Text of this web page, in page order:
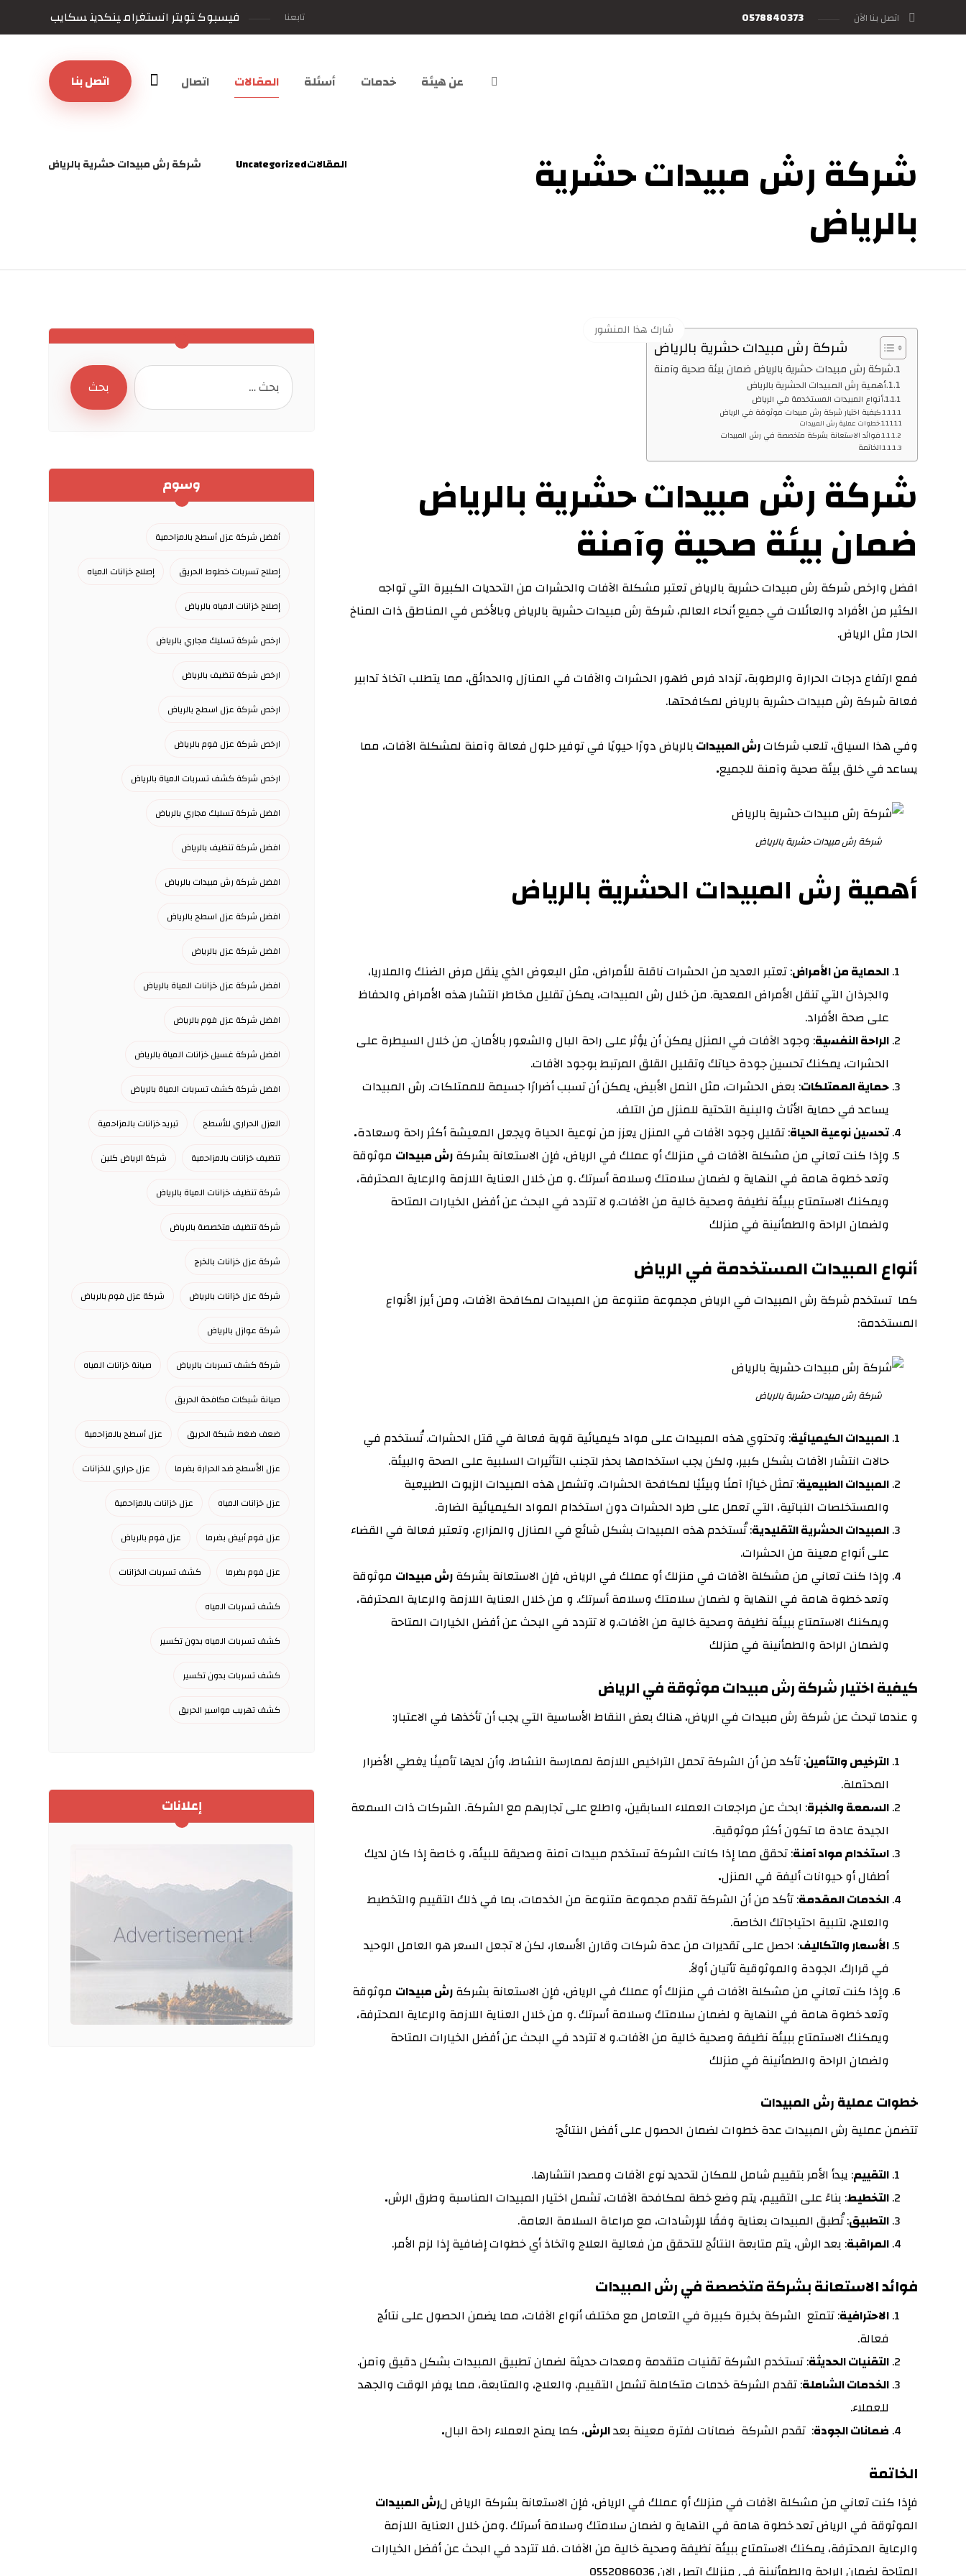
اتصل بنا الآن 0578840373 فيسبوكتويتر انستغرامينكدينسكايب تابعنا
اتصل بنا عن هيئة خدمات أسئلة المقالات اتصال
شركة رش مبيدات حشرية
بالرياض
المقالاتUncategorized شركة رش مبيدات حشرية بالرياض
شركة رش مبيدات حشرية بالرياض
شركة رش مبيدات حشرية بالرياض ضمان بيئة صحية وآمنة
أهمية رش المبيدات الحشرية بالرياض
أنواع المبيدات المستخدمة في الرياض
كيفية اختيار شركة رش مبيدات موثوقة في الرياض
خطوات عملية رش المبيدات
فوائد الاستعانة بشركة متخصصة في رش المبيدات
الخاتمة
شركة رش مبيدات حشرية بالرياض
ضمان بيئة صحية وآمنة
افضل وارخص شركة رش مبيدات حشرية بالرياض تعتبر مشكلة الآفات والحشرات من التحديات الكبيرة التي تواجه
الكثير من الأفراد والعائلات في جميع أنحاء العالم، شركة رش مبيدات حشرية بالرياض وبالأخص في المناطق ذات المناخ
الحار مثل الرياض.
فمع ارتفاع درجات الحرارة والرطوبة، تزداد فرص ظهور الحشرات والآفات في المنازل والحدائق، مما يتطلب اتخاذ تدابير
فعالة شركة رش مبيدات حشرية بالرياض لمكافحتها.
وفي هذا السياق، تلعب شركاترش المبيداتبالرياض دورًا حيويًا في توفير حلول فعالة وآمنة لمشكلة الآفات، مما
يساعد في خلق بيئة صحية وآمنة للجميع.
شركة رش مبيدات حشرية بالرياض
أهمية رش المبيدات الحشرية بالرياض
الحماية من الأمراض: تعتبر العديد من الحشرات ناقلة للأمراض، مثل البعوض الذي ينقل مرض الضنك والملاريا،
والجرذان التي تنقل الأمراض المعدية. من خلال رش المبيدات، يمكن تقليل مخاطر انتشار هذه الأمراض والحفاظ
على صحة الأفراد.
الراحة النفسية: وجود الآفات في المنزل يمكن أن يؤثر على راحة البال والشعور بالأمان. من خلال السيطرة على
الحشرات، يمكنك تحسين جودة حياتك وتقليل القلق المرتبط بوجود الآفات.
حماية الممتلكات: بعض الحشرات، مثل النمل الأبيض، يمكن أن تسبب أضرارًا جسيمة للممتلكات. رش المبيدات
يساعد في حماية الأثاث والبنية التحتية للمنزل من التلف.
تحسين نوعية الحياة: تقليل وجود الآفات في المنزل يعزز من نوعية الحياة ويجعل المعيشة أكثر راحة وسعادة.
وإذا كنت تعاني من مشكلة الآفات في منزلك أو عملك في الرياض، فإن الاستعانة بشركةرش مبيدات موثوقة
وتعد خطوة هامة في النهاية و لضمان سلامتك وسلامة أسرتك .و من خلال العناية اللازمة والرعاية المحترفة،
ويمكنك الاستمتاع ببيئة نظيفة وصحية خالية من الآفات.و لا تتردد في البحث عن أفضل الخيارات المتاحة
ولضمان الراحة والطمأنينة في منزلك
أنواع المبيدات المستخدمة في الرياض
كما تستخدم شركة رش المبيدات في الرياض مجموعة متنوعة من المبيدات لمكافحة الآفات، ومن أبرز الأنواع
المستخدمة:
شركة رش مبيدات حشرية بالرياض
المبيدات الكيميائية: وتحتوي هذه المبيدات على مواد كيميائية قوية فعالة في قتل الحشرات. تُستخدم في
حالات انتشار الآفات بشكل كبير، ولكن يجب استخدامها بحذر لتجنب التأثيرات السلبية على الصحة والبيئة.
المبيدات الطبيعية: تمثل خيارًا آمنًا وبيئيًا لمكافحة الحشرات. وتشمل هذه المبيدات الزيوت الطبيعية
والمستخلصات النباتية، التي تعمل على طرد الحشرات دون استخدام المواد الكيميائية الضارة.
المبيدات الحشرية التقليدية: تُستخدم هذه المبيدات بشكل شائع في المنازل والمزارع، وتعتبر فعالة في القضاء
على أنواع معينة من الحشرات.
وإذا كنت تعاني من مشكلة الآفات في منزلك أو عملك في الرياض، فإن الاستعانة بشركةرش مبيدات موثوقة
وتعد خطوة هامة في النهاية و لضمان سلامتك وسلامة أسرتك. و من خلال العناية اللازمة والرعاية المحترفة،
ويمكنك الاستمتاع ببيئة نظيفة وصحية خالية من الآفات.و لا تتردد في البحث عن أفضل الخيارات المتاحة
ولضمان الراحة والطمأنينة في منزلك
كيفية اختيار شركة رش مبيدات موثوقة في الرياض
و عندما تبحث عن شركة رش مبيدات في الرياض، هناك بعض النقاط الأساسية التي يجب أن تأخذها في الاعتبار:
الترخيص والتأمين: تأكد من أن الشركة تحمل التراخيص اللازمة لممارسة النشاط، وأن لديها تأمينًا يغطي الأضرار
المحتملة.
السمعة والخبرة: ابحث عن مراجعات العملاء السابقين، واطلع على تجاربهم مع الشركة. الشركات ذات السمعة
الجيدة عادة ما تكون أكثر موثوقية.
استخدام مواد آمنة: تحقق مما إذا كانت الشركة تستخدم مبيدات آمنة وصديقة للبيئة، و خاصة إذا كان لديك
أطفال أو حيوانات أليفة في المنزل.
الخدمات المقدمة: تأكد من أن الشركة تقدم مجموعة متنوعة من الخدمات، بما في ذلك التقييم والتخطيط
والعلاج، لتلبية احتياجاتك الخاصة.
الأسعار والتكاليف: احصل على تقديرات من عدة شركات وقارن الأسعار، لكن لا تجعل السعر هو العامل الوحيد
في قرارك. الجودة والموثوقية تأتيان أولاً.
وإذا كنت تعاني من مشكلة الآفات في منزلك أو عملك في الرياض، فإن الاستعانة بشركةرش مبيدات موثوقة
وتعد خطوة هامة في النهاية و لضمان سلامتك وسلامة أسرتك .و من خلال العناية اللازمة والرعاية المحترفة،
ويمكنك الاستمتاع ببيئة نظيفة وصحية خالية من الآفات.و لا تتردد في البحث عن أفضل الخيارات المتاحة
ولضمان الراحة والطمأنينة في منزلك
خطوات عملية رش المبيدات
تتضمن عملية رش المبيدات عدة خطوات لضمان الحصول على أفضل النتائج:
التقييم: يبدأ الأمر بتقييم شامل للمكان لتحديد نوع الآفات ومصدر انتشارها.
التخطيط: بناءً على التقييم، يتم وضع خطة لمكافحة الآفات، تشمل اختيار المبيدات المناسبة وطرق الرش.
التطبيق: تُطبق المبيدات بعناية وفقًا للإرشادات، مع مراعاة السلامة العامة.
المراقبة: بعد الرش، يتم متابعة النتائج للتحقق من فعالية العلاج واتخاذ أي خطوات إضافية إذا لزم الأمر.
فوائد الاستعانة بشركة متخصصة في رش المبيدات
الاحترافية: تتمتع الشركة بخبرة كبيرة في التعامل مع مختلف أنواع الآفات، مما يضمن الحصول على نتائج
فعالة.
التقنيات الحديثة: تستخدم الشركة تقنيات متقدمة ومعدات حديثة لضمان تطبيق المبيدات بشكل دقيق وآمن.
الخدمات الشاملة: تقدم الشركة خدمات متكاملة تشمل التقييم، والعلاج، والمتابعة، مما يوفر الوقت والجهد
للعملاء.
ضمانات الجودة: تقدم الشركة ضمانات لفترة معينة بعدالرش، كما يمنح العملاء راحة البال.
الخاتمة
فإذا كنت تعاني من مشكلة الآفات في منزلك أو عملك في الرياض، فإن الاستعانة بشركة الرياض لرش المبيدات
الموثوقة في الرياض تعد خطوة هامة في النهاية و لضمان سلامتك وسلامة أسرتك .ومن خلال العناية اللازمة
والرعاية المحترفة، يمكنك الاستمتاع ببيئة نظيفة وصحية خالية من الآفات .فلا تتردد في البحث عن أفضل الخيارات
المتاحة لضمان الراحة والطمأنينة في منزلك اتصل الان 0552086036
وسوم
أفضل شركة عزل أسطح بالمزاحمية
إصلاح تسربات خطوط الحريق إصلاح خزانات المياه
إصلاح خزانات المياه بالرياض
ارخص شركة تسليك مجاري بالرياض
ارخص شركة تنظيف بالرياض
ارخص شركة عزل اسطح بالرياض
ارخص شركة عزل فوم بالرياض
ارخص شركة كشف تسربات المياة بالرياض
افضل شركة تسليك مجاري بالرياض
افضل شركة تنظيف بالرياض
افضل شركة رش مبيدات بالرياض
افضل شركة عزل اسطح بالرياض
افضل شركة عزل بالرياض
افضل شركة عزل خزانات المياة بالرياض
افضل شركة عزل فوم بالرياض
افضل شركة غسيل خزانات المياة بالرياض
افضل شركة كشف تسربات المياة بالرياض
العزل الحراري للأسطح تبريد خزانات بالمزاحمية
تنظيف خزانات بالمزاحمية شركة الرياض كلين
شركة تنظيف خزانات المياة بالرياض
شركة تنظيف متخصصة بالرياض
شركة عزل خزانات بالخرج
شركة عزل خزانات بالرياض شركة عزل فوم بالرياض
شركة عوازل بالرياض
شركة كشف تسربات بالرياض صيانة خزانات المياه
صيانة شبكات مكافحة الحريق
ضعف ضغط شبكة الحريق عزل أسطح بالمزاحمية
عزل الأسطح ضد الحرارة بضرما عزل حراري للخزانات
عزل خزانات المياه عزل خزانات بالمزاحمية
عزل فوم أبيض بضرما عزل فوم بالرياض
عزل فوم بضرما كشف تسربات الخزانات
كشف تسربات المياه
كشف تسربات المياه بدون تكسير
كشف تسربات بدون تكسير
كشف تهريب مواسير الحريق
إعلانات